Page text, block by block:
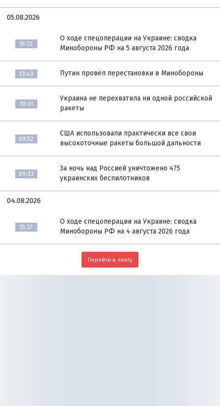
05.08.2026
16:32
О ходе спецоперации на Украине: сводка
Минобороны РФ на 5 августа 2026 года
13:43 Путин провёл перестановки в Минобороны
10:31
Украина не перехватила ни одной российской
ракеты
09:52
США использовали практически все свои
высокоточные ракеты большой дальности
09:33
За ночь над Россией уничтожено 475
украинских беспилотников
04.08.2026
15:37
О ходе спецоперации на Украине: сводка
Минобороны РФ на 4 августа 2026 года
Перейти в ленту